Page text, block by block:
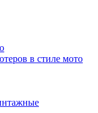
в стиле мото